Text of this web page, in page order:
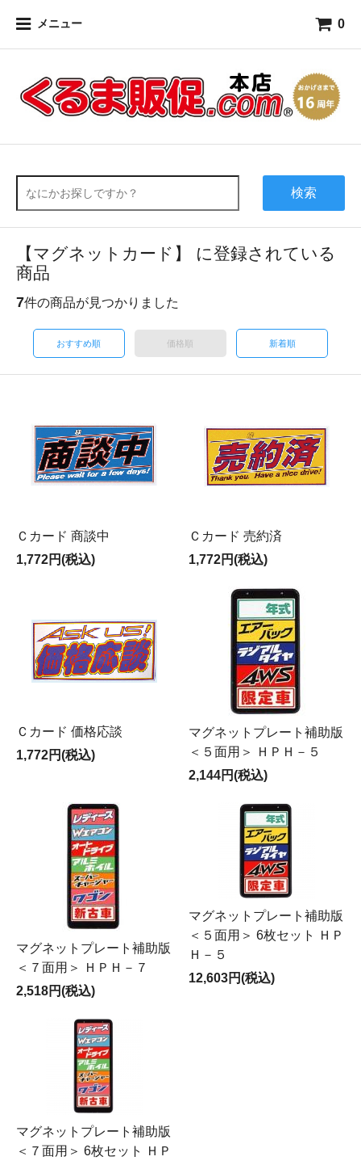
メニュー 0
検索
【マグネットカード】 に登録されている
商品
7件の商品が見つかりました
おすすめ順 価格順 新着順
Ｃカード 商談中
1,772円(税込)
Ｃカード 売約済
1,772円(税込)
Ｃカード 価格応談
1,772円(税込)
マグネットプレート補助版
＜５面用＞ ＨＰＨ－５
2,144円(税込)
マグネットプレート補助版
＜７面用＞ ＨＰＨ－７
2,518円(税込)
マグネットプレート補助版
＜５面用＞ 6枚セット ＨＰ
Ｈ－５
12,603円(税込)
マグネットプレート補助版
＜７面用＞ 6枚セット ＨＰ